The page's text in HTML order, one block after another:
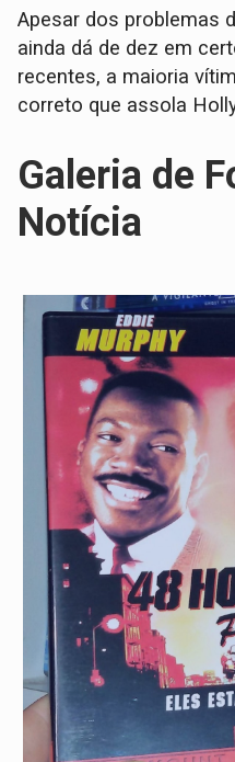
Apesar dos problemas
ainda dá de dez em
recentes, a maioria
correto que assola
Galeria de
Notícia